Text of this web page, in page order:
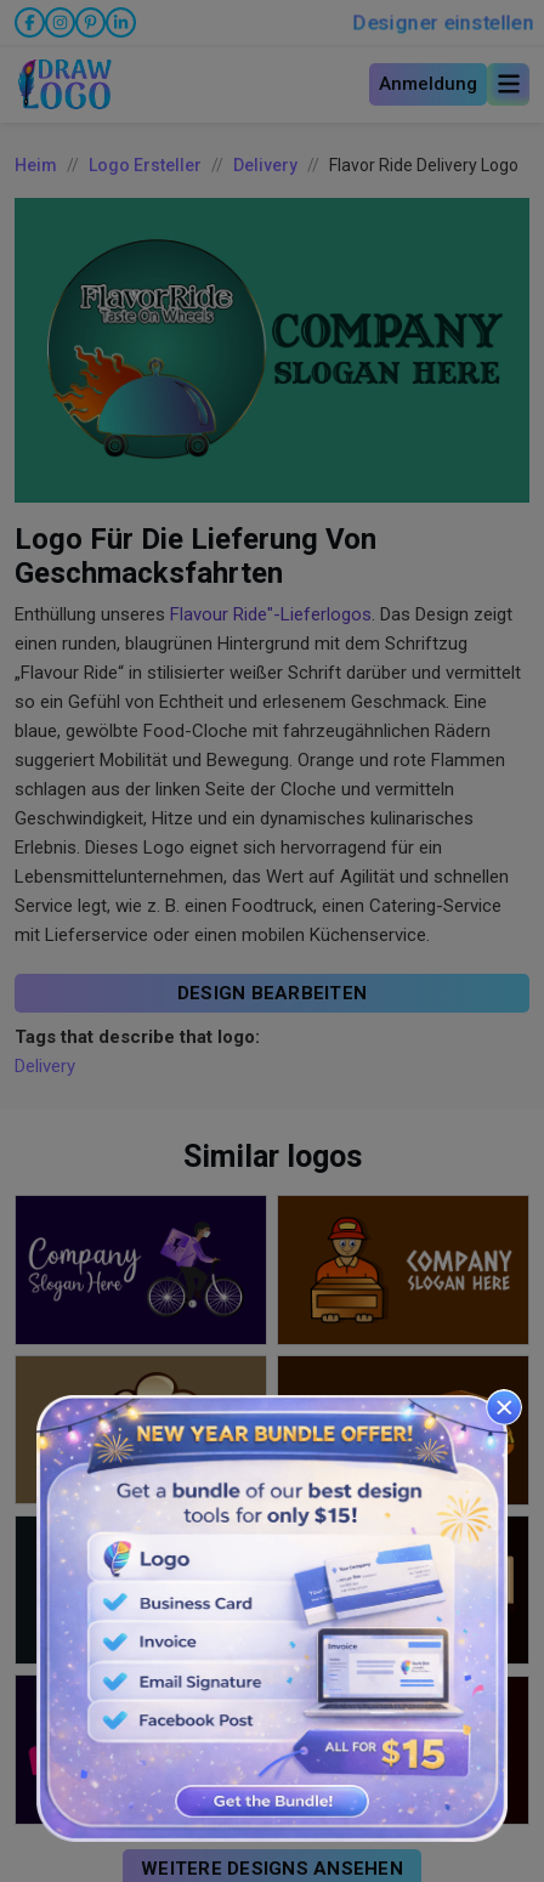
Designer einstellen
Anmeldung
Heim Logo Ersteller Delivery Flavor Ride Delivery Logo
Logo Für Die Lieferung Von
Geschmacksfahrten
Enthüllung unseres Flavour Ride"-Lieferlogos . Das Design zeigt
einen runden, blaugrünen Hintergrund mit dem Schriftzug
„Flavour Ride“ in stilisierter weißer Schrift darüber und vermittelt
so ein Gefühl von Echtheit und erlesenem Geschmack. Eine
blaue, gewölbte Food-Cloche mit fahrzeugähnlichen Rädern
suggeriert Mobilität und Bewegung. Orange und rote Flammen
schlagen aus der linken Seite der Cloche und vermitteln
Geschwindigkeit, Hitze und ein dynamisches kulinarisches
Erlebnis. Dieses Logo eignet sich hervorragend für ein
Lebensmittelunternehmen, das Wert auf Agilität und schnellen
Service legt, wie z. B. einen Foodtruck, einen Catering-Service
mit Lieferservice oder einen mobilen Küchenservice.
DESIGN BEARBEITEN
Tags that describe that logo:
Delivery
Similar logos
WEITERE DESIGNS ANSEHEN